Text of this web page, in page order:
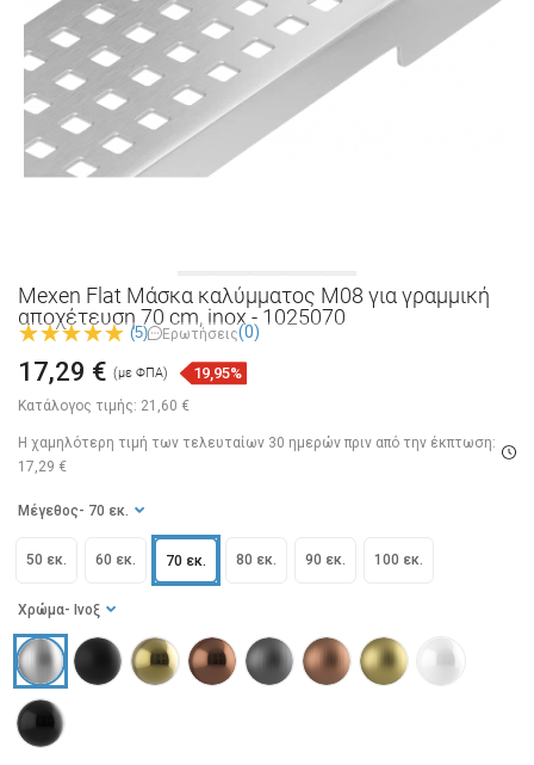
Mexen Flat Μάσκα καλύμματος M08 για γραμμική
αποχέτευση 70 cm, inox - 1025070
(5) Ερωτήσεις(0)
Κατάλογος τιμής: 21,60 €
17,29 € (με ΦΠΑ) 19,95%
Η χαμηλότερη τιμή των τελευταίων 30 ημερών πριν από την έκπτωση:
17,29 €
Μέγεθος - 70 εκ.
50 εκ. 60 εκ. 70 εκ. 80 εκ. 90 εκ. 100 εκ.
Χρώμα - Ινοξ